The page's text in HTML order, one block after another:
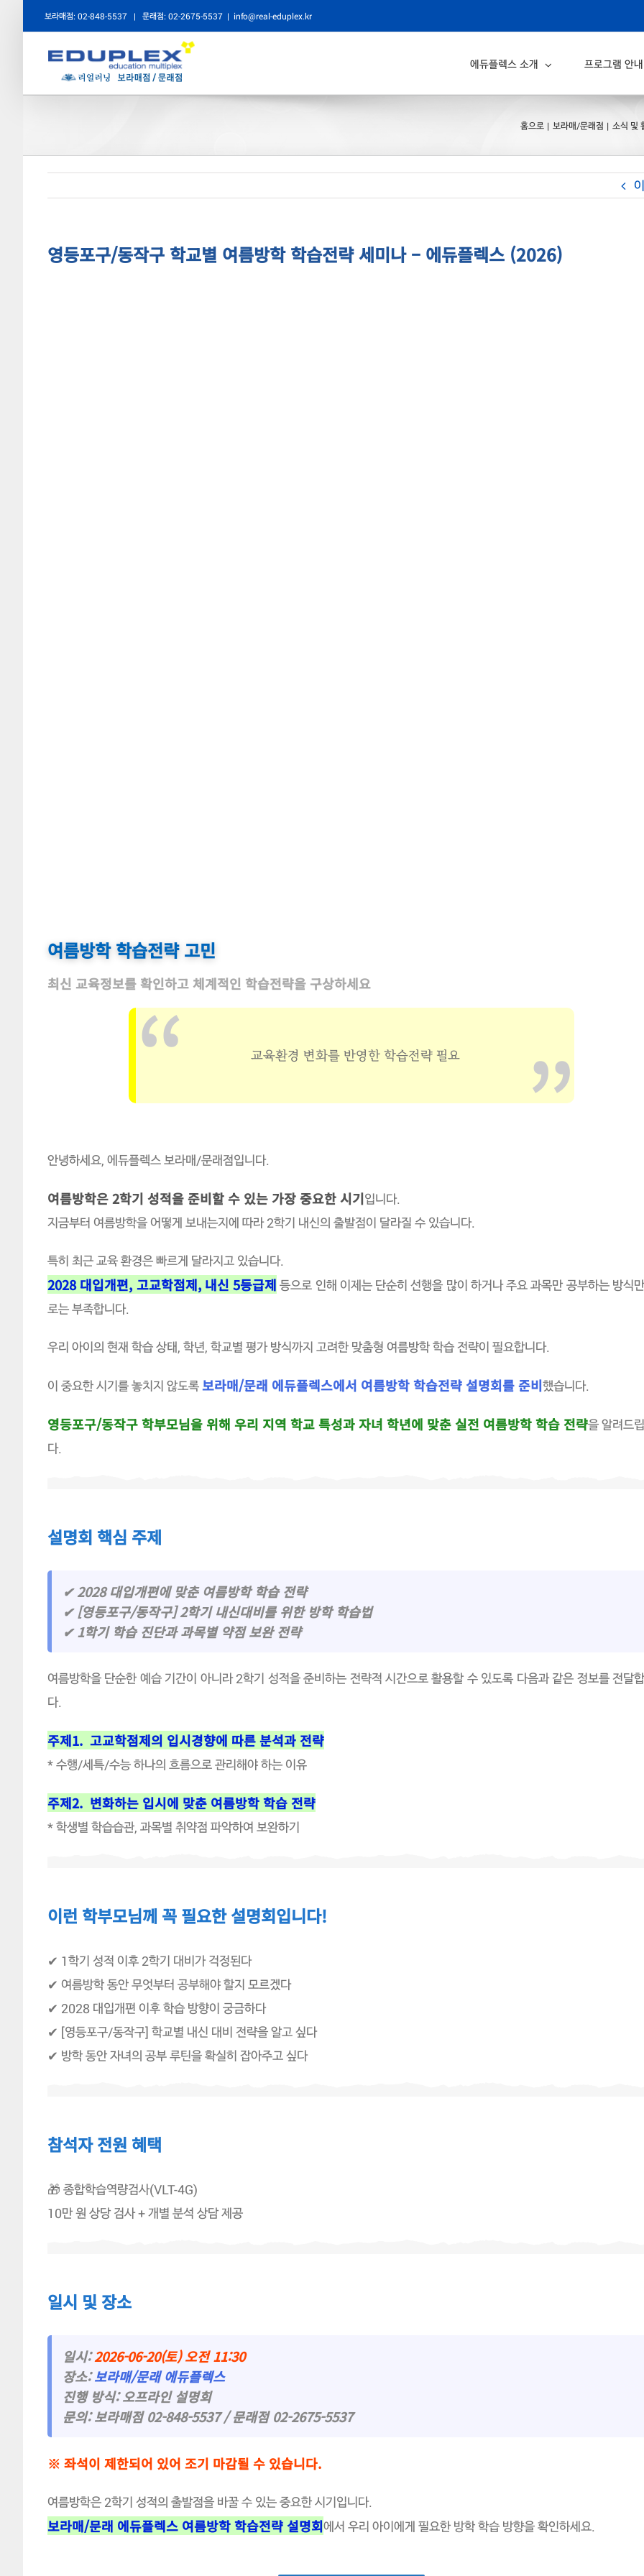
보라매점: 02-848-5537 | 문래점: 02-2675-5537 | info@real-eduplex.kr
에듀플렉스 소개 프로그램 안내
홈으로 보라매/문래점 소식 및
영등포구/동작구 학교별 여름방학 학습전략 세미나 – 에듀플렉스 (2026)
여름방학 학습전략 고민
최신 교육정보를 확인하고 체계적인 학습전략을 구상하세요
교육환경 변화를 반영한 학습전략 필요
안녕하세요, 에듀플렉스 보라매/문래점입니다.
여름방학은 2학기 성적을 준비할 수 있는 가장 중요한 시기입니다.
지금부터 여름방학을 어떻게 보내는지에 따라 2학기 내신의 출발점이 달라질 수 있습니다.
특히 최근 교육 환경은 빠르게 달라지고 있습니다.
2028 대입개편, 고교학점제, 내신 5등급제 등으로 인해 이제는 단순히 선행을 많이 하거나 주요 과목만 공부하는 방식
로는 부족합니다.
우리 아이의 현재 학습 상태, 학년, 학교별 평가 방식까지 고려한 맞춤형 여름방학 학습 전략이 필요합니다.
이 중요한 시기를 놓치지 않도록보라매/문래 에듀플렉스에서 여름방학 학습전략 설명회를 준비했습니다.
영등포구/동작구 학부모님을 위해 우리 지역 학교 특성과 자녀 학년에 맞춘 실전 여름방학 학습 전략을 알려드
다.
설명회 핵심 주제
✔ 2028 대입개편에 맞춘 여름방학 학습 전략
✔ [영등포구/동작구] 2학기 내신대비를 위한 방학 학습법
✔ 1학기 학습 진단과 과목별 약점 보완 전략
여름방학을 단순한 예습 기간이 아니라 2학기 성적을 준비하는 전략적 시간으로 활용할 수 있도록 다음과 같은 정보를 전달
다.
주제1. 고교학점제의 입시경향에 따른 분석과 전략
* 수행/세특/수능 하나의 흐름으로 관리해야 하는 이유
주제2. 변화하는 입시에 맞춘 여름방학 학습 전략
* 학생별 학습습관, 과목별 취약점 파악하여 보완하기
이런 학부모님께 꼭 필요한 설명회입니다!
✔ 1학기 성적 이후 2학기 대비가 걱정된다
✔ 여름방학 동안 무엇부터 공부해야 할지 모르겠다
✔ 2028 대입개편 이후 학습 방향이 궁금하다
✔ [영등포구/동작구] 학교별 내신 대비 전략을 알고 싶다
✔ 방학 동안 자녀의 공부 루틴을 확실히 잡아주고 싶다
참석자 전원 혜택
🎁 종합학습역량검사(VLT-4G)
10만 원 상당 검사 + 개별 분석 상담 제공
일시 및 장소
일시:2026-06-20(토) 오전 11:30
장소:보라매/문래 에듀플렉스
진행 방식: 오프라인 설명회
문의: 보라매점 02-848-5537 / 문래점 02-2675-5537
※ 좌석이 제한되어 있어 조기 마감될 수 있습니다.
여름방학은 2학기 성적의 출발점을 바꿀 수 있는 중요한 시기입니다.
보라매/문래 에듀플렉스 여름방학 학습전략 설명회에서 우리 아이에게 필요한 방학 학습 방향을 확인하세요.